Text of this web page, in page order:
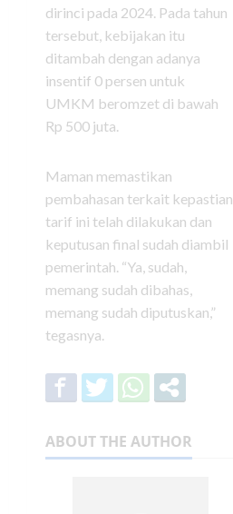
dirinci pada 2024. Pada tahun
tersebut, kebijakan itu
ditambah dengan adanya
insentif 0 persen untuk
UMKM beromzet di bawah
Rp 500 juta.
Maman memastikan
pembahasan terkait kepastian
tarif ini telah dilakukan dan
keputusan final sudah diambil
pemerintah. “Ya, sudah,
memang sudah dibahas,
memang sudah diputuskan,”
tegasnya.
ABOUT THE AUTHOR